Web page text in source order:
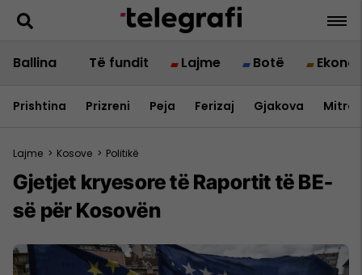
Ballina Të fundit Lajme Botë
Prishtina Prizreni Peja Ferizaj Gjakova
Lajme > Kosove > Politikë
Gjetjet kryesore të Raportit të BE-
së për Kosovën